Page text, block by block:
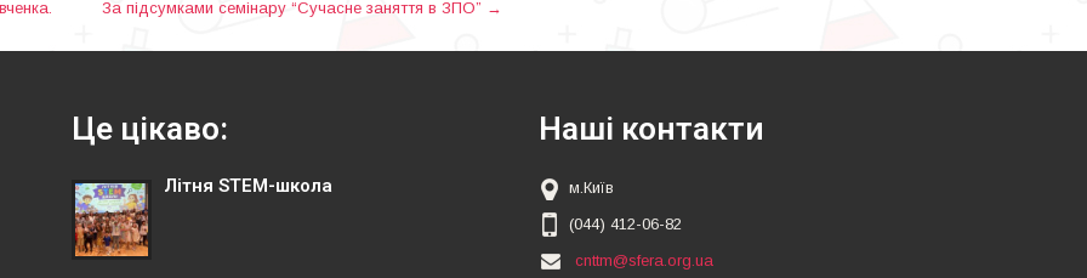
За підсумками семінару “Сучасне заняття в ЗПО” →
Це цікаво:
Літня STEM-школа
Наші контакти
м.Київ
(044) 412-06-82
cnttm@sfera.org.ua